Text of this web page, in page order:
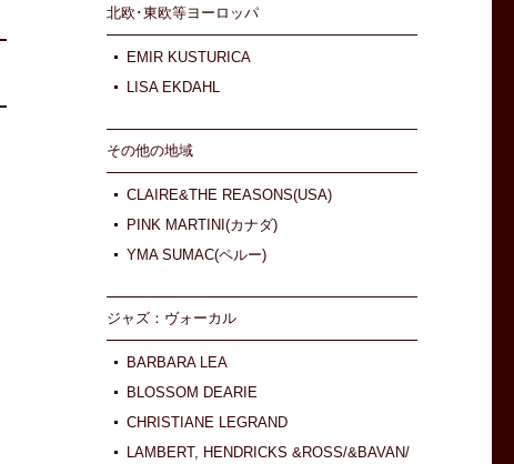
北欧･東欧等ヨーロッパ
EMIR KUSTURICA
LISA EKDAHL
その他の地域
CLAIRE&THE REASONS(USA)
PINK MARTINI(カナダ)
YMA SUMAC(ペルー)
ジャズ：ヴォーカル
BARBARA LEA
BLOSSOM DEARIE
CHRISTIANE LEGRAND
LAMBERT, HENDRICKS &ROSS/&BAVAN/